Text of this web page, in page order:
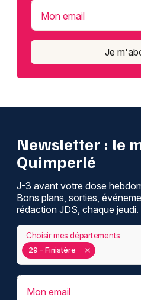
Mon email
Je
Newsletter : le
Quimperlé
J-3 avant votre dose
Bons plans, sorties,
rédaction JDS, chaque jeudi.
29 - Finistère
Choisir mes départements
Mon email